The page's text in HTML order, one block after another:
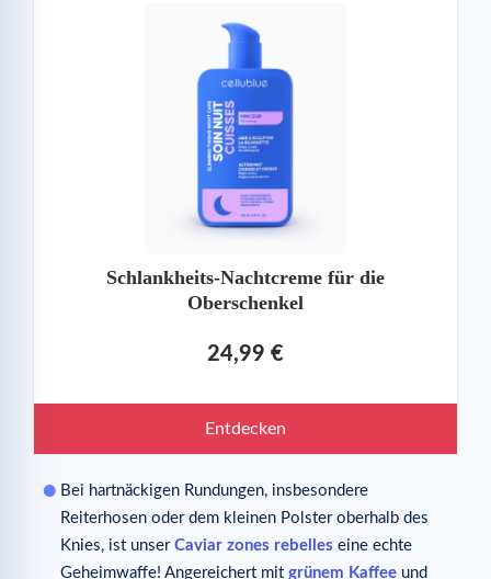
Schlankheits-Nachtcreme für die
Oberschenkel
24,99 €
Entdecken
Bei hartnäckigen Rundungen, insbesondere
Reiterhosen oder dem kleinen Polster oberhalb des
Knies, ist unser Caviar zones rebelles eine echte
Geheimwaffe! Angereichert mit grünem Kaffee und